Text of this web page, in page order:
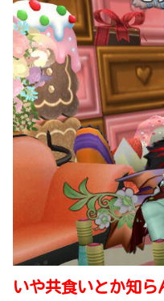
いや共食いとか知ら